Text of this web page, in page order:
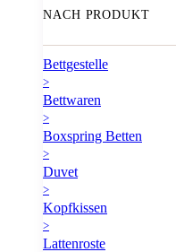
NACH PRODUKT
Bettgestelle
>
Bettwaren
>
Boxspring Betten
>
Duvet
>
Kopfkissen
>
Lattenroste